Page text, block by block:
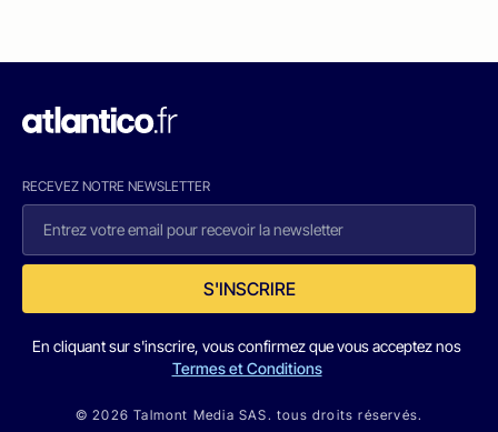
RECEVEZ NOTRE NEWSLETTER
S'INSCRIRE
En cliquant sur s'inscrire, vous confirmez que vous acceptez nos
Termes et Conditions
© 2026 Talmont Media SAS. tous droits réservés.